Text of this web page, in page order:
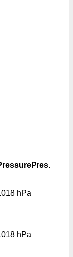
Pres.
hPa
hPa